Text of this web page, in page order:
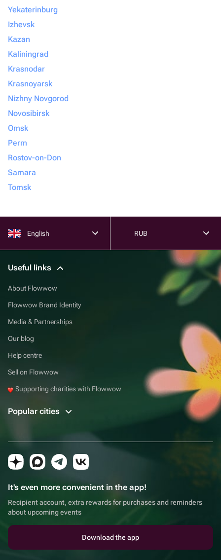
Yekaterinburg
Izhevsk
Kazan
Kaliningrad
Krasnodar
Krasnoyarsk
Nizhny Novgorod
Novosibirsk
Omsk
Perm
Rostov-on-Don
Samara
Tomsk
English RUB
Useful links
About Flowwow
Flowwow Brand Identity
Media & Partnerships
Our blog
Help centre
Sell on Flowwow
Supporting charities with Flowwow
Popular cities
It's even more convenient in the app!
Recipient account, extra rewards for purchases and reminders
about upcoming events
Download the app